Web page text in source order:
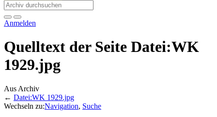
Anmelden
Quelltext der Seite Datei:WK
1929.jpg
Aus Archiv
← Datei:WK 1929.jpg
Wechseln zu:Navigation, Suche